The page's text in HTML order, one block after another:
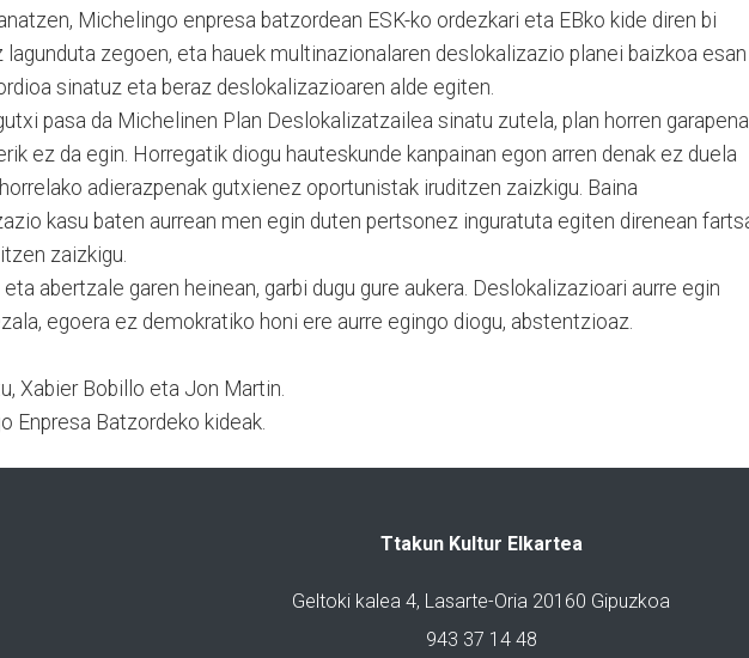
Michelingo enpresa batzordean ESK-ko ordezkari eta EBko kide diren bi
lagunduta zegoen, eta hauek multinazionalaren deslokalizazio planei baizkoa esan
sinatuz eta beraz deslokalizazioaren alde egiten.
pasa da Michelinen Plan Deslokalizatzailea sinatu zutela, plan horren garapena
ez da egin. Horregatik diogu hauteskunde kanpainan egon arren denak ez duela
adierazpenak gutxienez oportunistak iruditzen zaizkigu. Baina
kasu baten aurrean men egin duten pertsonez inguratuta egiten direnean
zaizkigu.
eta abertzale garen heinean, garbi dugu gure aukera. Deslokalizazioari aurre egin
egoera ez demokratiko honi ere aurre egingo diogu, abstentzioaz.
Xabier Bobillo eta Jon Martin.
Enpresa Batzordeko kideak.
Ttakun Kultur Elkartea
Geltoki kalea 4, Lasarte-Oria 20160 Gipuzkoa
943 37 14 48